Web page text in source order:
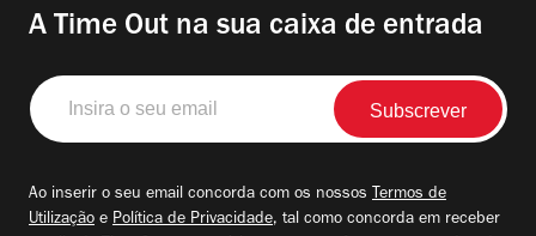
A Time Out na sua caixa de entrada
Insira
o
seu
Ao inserir o seu email concorda com os nossos Termos de
Utilização e Política de Privacidade, tal como concorda em receber